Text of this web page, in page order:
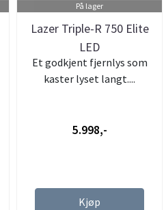
På lager
Lazer Triple-R 750 Elite
LED
Et godkjent fjernlys som
kaster lyset langt....
5.998,-
Kjøp